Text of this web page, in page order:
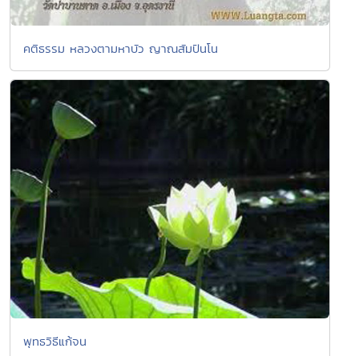
คติธรรม หลวงตามหาบัว ญาณสัมปันโน
พุทธวิธีแก้จน